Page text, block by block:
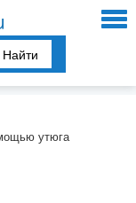
Найти
утюга